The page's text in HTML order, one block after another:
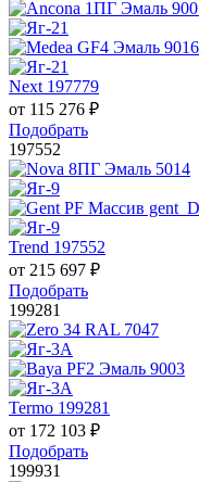
Next 197779
от 115 276 ₽
Подобрать
197552
Trend 197552
от 215 697 ₽
Подобрать
199281
Termo 199281
от 172 103 ₽
Подобрать
199931